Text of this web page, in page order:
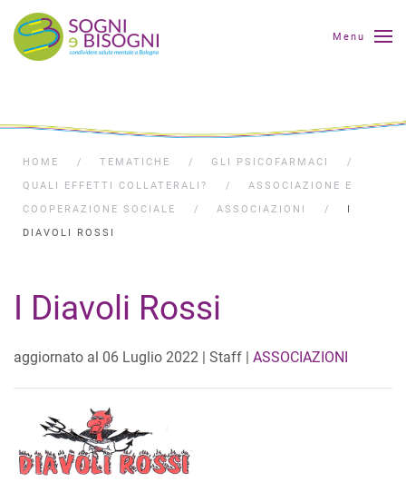
Menu
HOME TEMATICHE
GLI PSICOFARMACI
QUALI EFFETTI COLLATERALI?
ASSOCIAZIONE E
COOPERAZIONE SOCIALE
ASSOCIAZIONI
I
DIAVOLI ROSSI
I Diavoli Rossi
aggiornato al 06 Luglio 2022 | Staff | ASSOCIAZIONI